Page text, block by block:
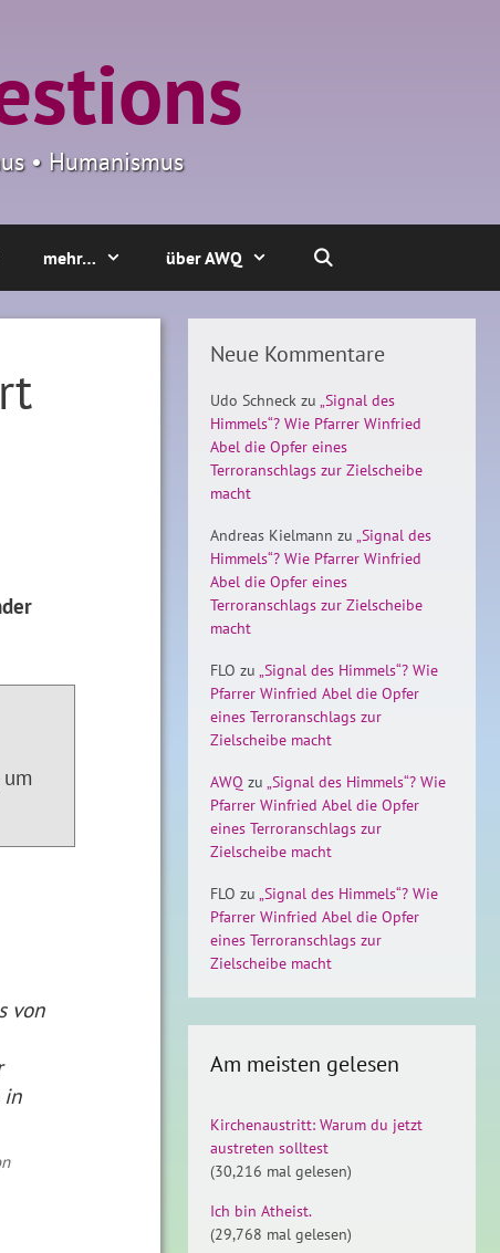
• Humanismus
mehr… über AWQ
von
in
Neue Kommentare
Udo Schneck zu „Signal des
Himmels“? Wie Pfarrer Winfried
Abel die Opfer eines
Terroranschlags zur Zielscheibe
macht
Andreas Kielmann zu „Signal des
Himmels“? Wie Pfarrer Winfried
Abel die Opfer eines
Terroranschlags zur Zielscheibe
macht
FLO zu „Signal des Himmels“? Wie
Pfarrer Winfried Abel die Opfer
eines Terroranschlags zur
Zielscheibe macht
AWQ zu „Signal des Himmels“? Wie
Pfarrer Winfried Abel die Opfer
eines Terroranschlags zur
Zielscheibe macht
FLO zu „Signal des Himmels“? Wie
Pfarrer Winfried Abel die Opfer
eines Terroranschlags zur
Zielscheibe macht
Am meisten gelesen
Kirchenaustritt: Warum du jetzt
austreten solltest
(30,216 mal gelesen)
Ich bin Atheist.
(29,768 mal gelesen)